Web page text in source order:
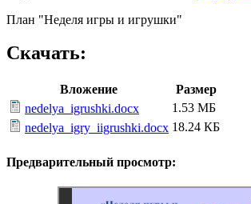
План "Неделя игры и игрушки"
Скачать:
Вложение
Размер
nedelya_igrushki.docx
1.53 МБ
nedelya_igry_iigrushki.docx 18.24 КБ
Предварительный просмотр: